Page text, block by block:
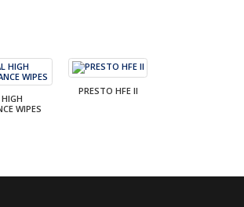
WIPES
PRESTO HFE II